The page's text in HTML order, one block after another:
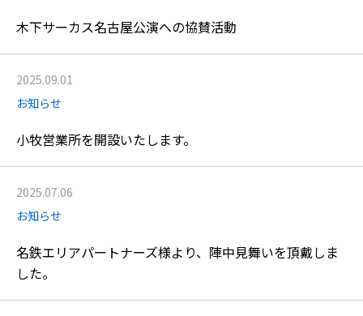
木下サーカス名古屋公演への協賛活動
2025.09.01
お知らせ
小牧営業所を開設いたします。
2025.07.06
お知らせ
名鉄エリアパートナーズ様より、陣中見舞いを頂戴しま
した。